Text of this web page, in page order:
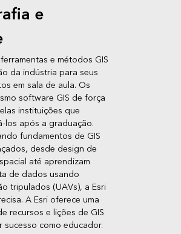
e
e métodos GIS
da indústria para seus
em sala de aula. Os
software GIS de força
instituições que
los após a graduação.
fundamentos de GIS
desde design de
até aprendizam
de dados usando
tripulados (UAVs), a Esri
A Esri oferece uma
recursos e lições de GIS
como educador.